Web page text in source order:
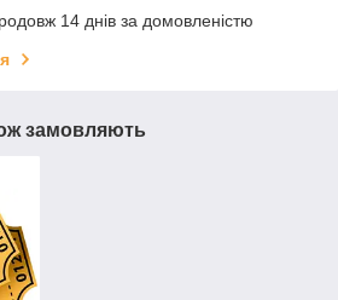
14 днів за домовленістю
замовляють